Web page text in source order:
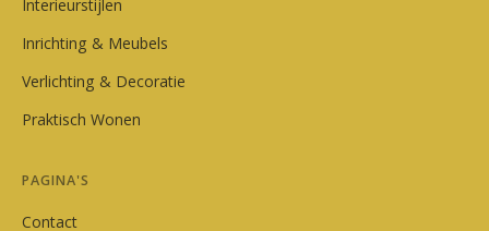
Interieurstijlen
Inrichting & Meubels
Verlichting & Decoratie
Praktisch Wonen
PAGINA'S
Contact